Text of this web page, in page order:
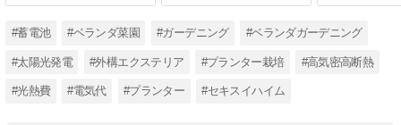
#蓄電池 #ベランダ菜園 #ガーデニング #ベランダガーデニング
#太陽光発電 #外構エクステリア #プランター栽培 #高気密高断熱
#光熱費 #電気代 #プランター #セキスイハイム